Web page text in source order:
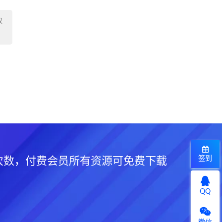
，付费会员所有资源可免费下载 签到
QQ